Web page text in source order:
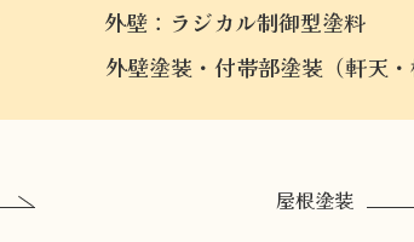
外壁：ラジカル制御型塗料
外壁塗装・付帯部塗装（軒天
屋根塗装